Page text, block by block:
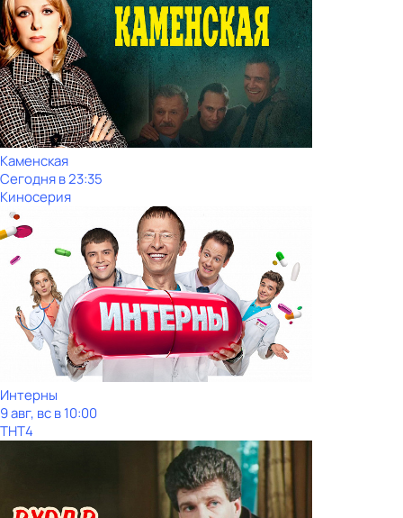
Каменская
Сегодня в 23:35
Киносерия
Интерны
9 авг, вс в 10:00
ТНТ4